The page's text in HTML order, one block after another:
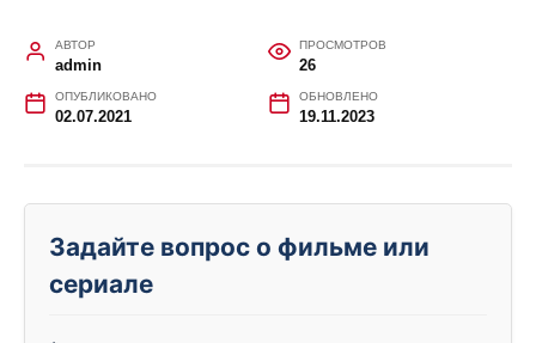
АВТОР
admin
ПРОСМОТРОВ
26
ОПУБЛИКОВАНО
02.07.2021
ОБНОВЛЕНО
19.11.2023
Задайте вопрос о фильме или
сериале